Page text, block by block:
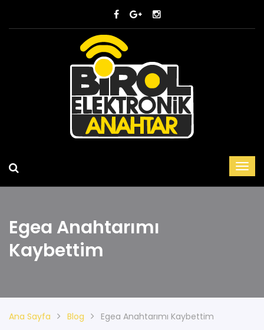
Egea Anahtarımı
Kaybettim
Ana Sayfa Blog Egea Anahtarımı Kaybettim